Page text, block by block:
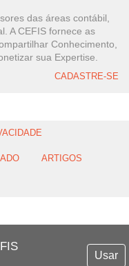
Usar
das áreas contábil,
A CEFIS fornece as
Conhecimento,
sua Expertise.
CADASTRE-SE
ARTIGOS